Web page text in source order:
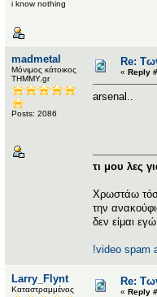
i know nothing
madmetal
Μόνιμος κάτοικος
ΤΗΜΜΥ.gr
Posts: 2086
Re:
« Reply
arsenal..
τι μου λες
Χρωστάω
την
δεν είμαι
!video spam
Larry_Flynt
Καταστραμμένος
Re:
« Reply